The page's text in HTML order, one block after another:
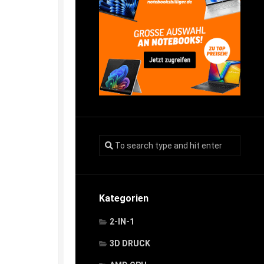
Kategorien
2-IN-1
3D DRUCK